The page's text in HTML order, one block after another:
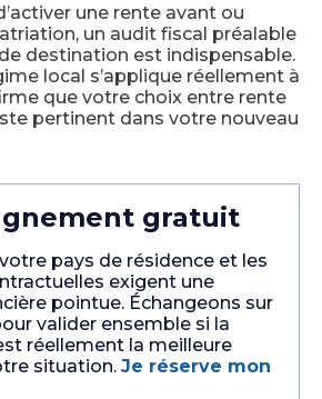
une rente avant ou
un audit fiscal préalable
destination est indispensable.
local s’applique réellement à
que votre choix entre rente
pertinent dans votre nouveau
gratuit
pays de résidence et les
exigent une
pointue. Échangeons sur
valider ensemble si la
réellement la meilleure
situation. Je réserve mon